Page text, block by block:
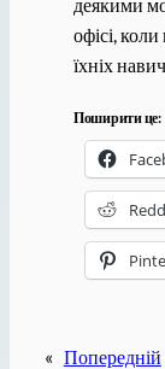
деякими
офісі,
їхніх
Поширити це:
« Попередній